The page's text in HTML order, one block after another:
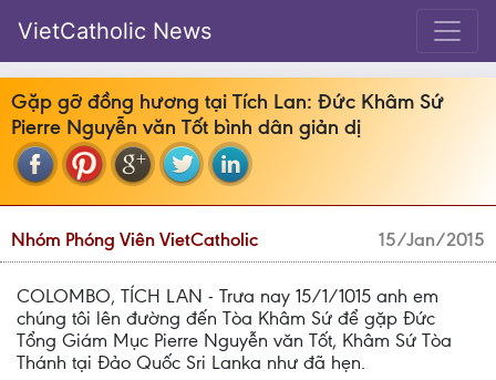
VietCatholic News
Gặp gỡ đồng hương tại Tích Lan: Đức Khâm Sứ
Pierre Nguyễn văn Tốt bình dân giản dị
Nhóm Phóng Viên VietCatholic 15/Jan/2015
COLOMBO, TÍCH LAN - Trưa nay 15/1/1015 anh em
chúng tôi lên đường đến Tòa Khâm Sứ để gặp Đức
Tổng Giám Mục Pierre Nguyễn văn Tốt, Khâm Sứ Tòa
Thánh tại Đảo Quốc Sri Lanka như đã hẹn.